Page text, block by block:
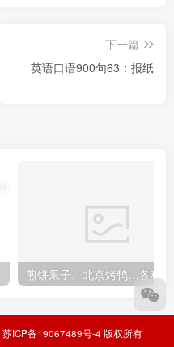
下一篇
英语口语900句63：报纸
苏ICP备19067489号-4 版权所有